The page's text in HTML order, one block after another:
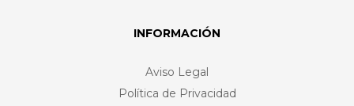
INFORMACIÓN
Aviso Legal
Política de Privacidad